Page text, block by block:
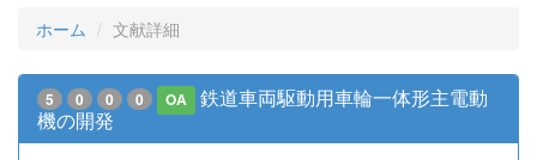
ホーム 文献詳細
5 0 0 0 OA
鉄道車両駆動用車輪一体形主電動
機の開発